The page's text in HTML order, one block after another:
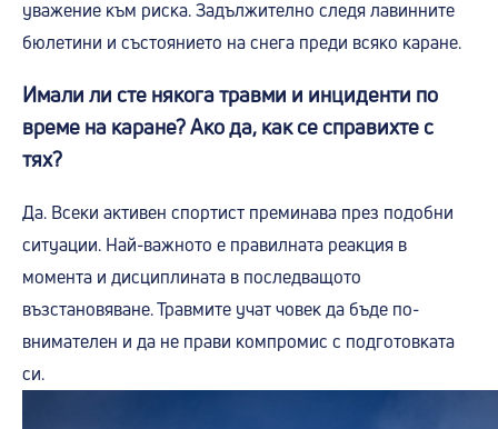
уважение към риска. Задължително следя лавинните
бюлетини и състоянието на снега преди всяко каране.
Имали ли сте някога травми и инциденти по
време на каране? Ако да, как се справихте с
тях?
Да. Всеки активен спортист преминава през подобни
ситуации. Най-важното е правилната реакция в
момента и дисциплината в последващото
възстановяване. Травмите учат човек да бъде по-
внимателен и да не прави компромис с подготовката
си.